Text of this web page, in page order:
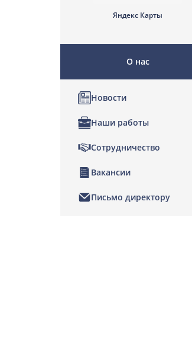
Яндекс Карты
О нас
Новости
Наши работы
Сотрудничество
Вакансии
Письмо директору